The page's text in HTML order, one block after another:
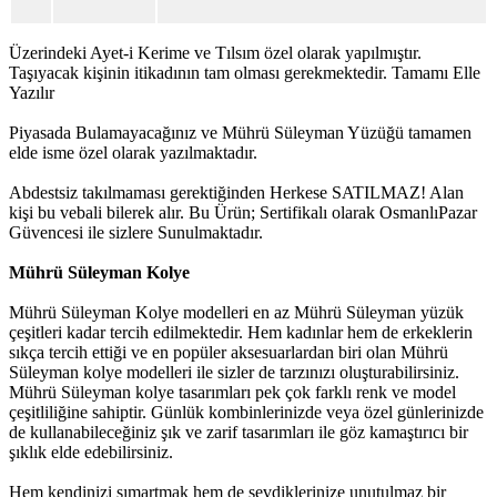
Üzerindeki Ayet-i Kerime ve Tılsım özel olarak yapılmıştır.
Taşıyacak kişinin itikadının tam olması gerekmektedir. Tamamı Elle
Yazılır
Piyasada Bulamayacağınız ve Mührü Süleyman Yüzüğü tamamen
elde isme özel olarak yazılmaktadır.
Abdestsiz takılmaması gerektiğinden Herkese SATILMAZ! Alan
kişi bu vebali bilerek alır. Bu Ürün; Sertifikalı olarak OsmanlıPazar
Güvencesi ile sizlere Sunulmaktadır.
Mührü Süleyman Kolye
Mührü Süleyman Kolye modelleri en az Mührü Süleyman yüzük
çeşitleri kadar tercih edilmektedir. Hem kadınlar hem de erkeklerin
sıkça tercih ettiği ve en popüler aksesuarlardan biri olan Mührü
Süleyman kolye modelleri ile sizler de tarzınızı oluşturabilirsiniz.
Mührü Süleyman kolye tasarımları pek çok farklı renk ve model
çeşitliliğine sahiptir. Günlük kombinlerinizde veya özel günlerinizde
de kullanabileceğiniz şık ve zarif tasarımları ile göz kamaştırıcı bir
şıklık elde edebilirsiniz.
Hem kendinizi şımartmak hem de sevdiklerinize unutulmaz bir